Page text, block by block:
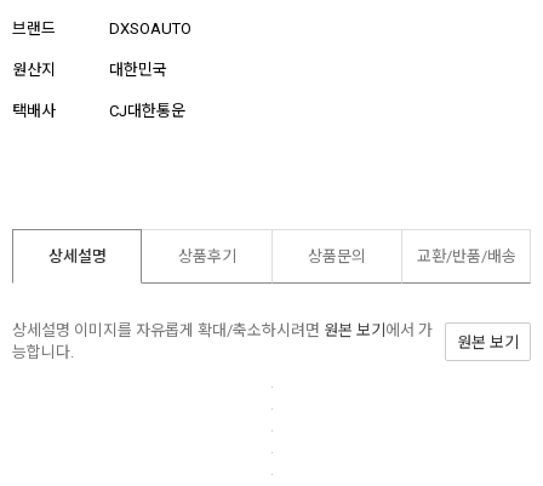
브랜드 DXSOAUTO
원산지 대한민국
택배사 CJ대한통운
상세설명 상품후기 상품문의 교환/반품/배송
상세설명 이미지를 자유롭게 확대/축소하시려면 원본 보기 에서 가
능합니다.
원본 보기